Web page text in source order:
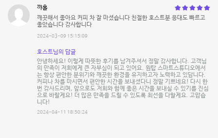
꺄홀
깨끗해서 좋아요 커피 차 잘 마셨습니다 친절한 호스트분 응대도 빠르고
좋았습니다 감사합니다
2024-03-09 15:15:09
호스트님의 답글
안녕하세요! 이렇게 따뜻한 후기를 남겨주셔서 정말 감사합니다. 고객님
의 만족이 저희에게 큰 자부심이 되고 있어요. 원탑 스마트스튜디오에서
는 항상 편안한 분위기와 깨끗한 환경을 유지하고자 노력하고 있답니다.
커피나 차를 마시면서 편안한 시간을 보내셨다니 정말 기쁘네요! 다시 한
번 감사드리며, 앞으로도 저희와 함께 좋은 시간을 보내실 수 있기를 진심
으로 바랄게요! 더 많은 만족을 드릴 수 있도록 최선을 다할게요. 고맙습
니다!
2024-04-11 18:50:24